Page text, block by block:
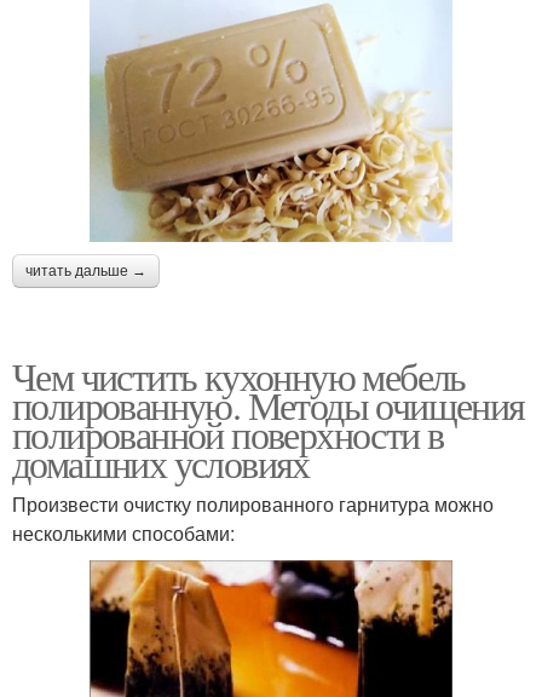
читать дальше →
Чем чистить кухонную мебель
полированную. Методы очищения
полированной поверхности в
домашних условиях
Произвести очистку полированного гарнитура можно
несколькими способами: